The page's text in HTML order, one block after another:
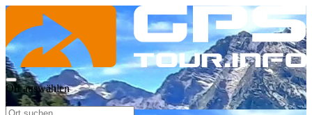
Ort auswählen